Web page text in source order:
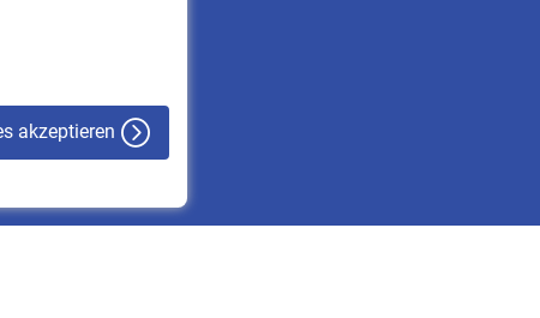
akzeptieren